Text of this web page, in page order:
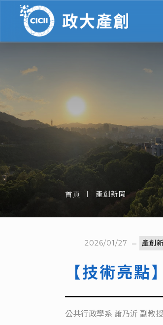
首頁 產創新聞
2026/01/27 產創
【技術亮
公共行政學系 蕭乃沂 副教授